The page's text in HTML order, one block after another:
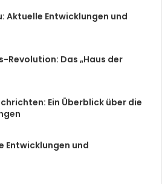
Aktuelle Entwicklungen und
Revolution: Das „Haus der
Ein Überblick über die
Entwicklungen und